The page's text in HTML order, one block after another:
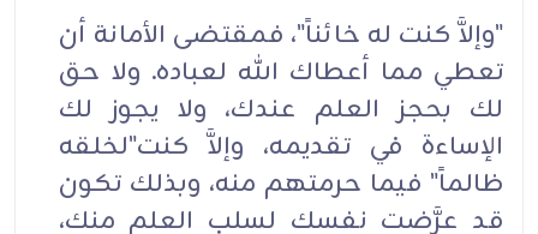
"وإلاَّ كنت له خائناً"، فمقتضى الأمانة أن
تعطي مما أعطاك الله لعباده. ولا حق
لك بحجز العلم عندك، ولا يجوز لك
الإساءة في تقديمه، وإلاَّ كنت"لخلقه
ظالماً" فيما حرمتهم منه، وبذلك تكون
قد عرَّضت نفسك لسلب العلم منك،